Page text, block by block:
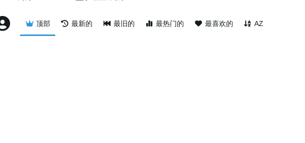
顶部 最新的 最旧的 最热门的 最喜欢的 AZ